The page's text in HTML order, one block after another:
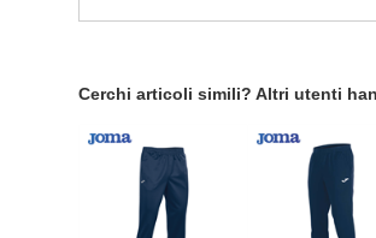
Cerchi articoli simili? Altri utenti